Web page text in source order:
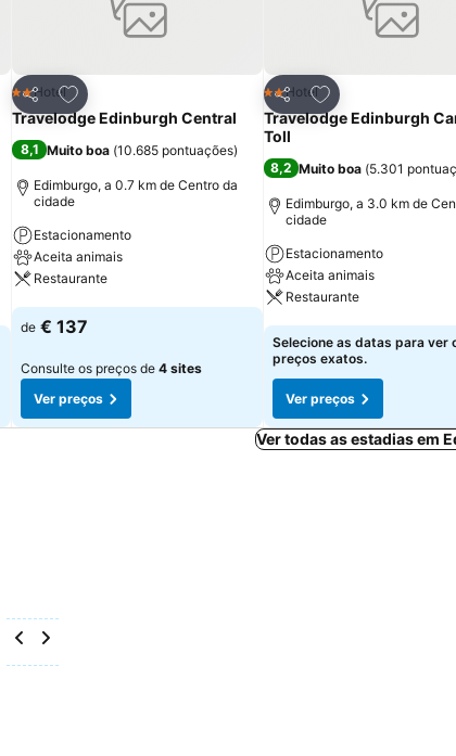
Partilhar
Adicionar aos favoritos
2 Estrelas
Hotel
Travelodge Edinburgh Central
8,1 Muito boa (10.685 pontuações)
Edimburgo, a 0.7 km de Centro da
cidade
Estacionamento
Aceita animais
Restaurante
Ver preços
de € 137
Consulte os preços de 4 sites
Ver preços
Partilhar
Adicionar aos
2 Estrelas
Hotel
Travelodge Edinburgh
Toll
8,2 Muito boa (5.301
Edimburgo, a 3.0 km de
cidade
Estacionamento
Aceita animais
Restaurante
Ver preços
Selecione as datas para ver
preços exatos.
Ver preços
Ver todas as estadias em